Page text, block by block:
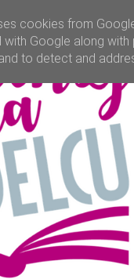
cookies from
with Google along
to detect and